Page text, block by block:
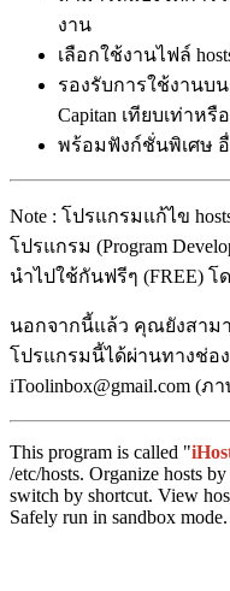
งาน
เลือกใช้งานไฟล์
รองรับการใช้งานบน
Capitan เทียบเท่าหรื
พร้อมฟังก์ชั่นพิเศษ
Note : โปรแกรมแก้ไข
โปรแกรม (Program
นำไปใช้กันฟรีๆ (FREE)
นอกจากนี้แล้ว คุณยังสาม
โปรแกรมนี้ได้ผ่านทางช่อง
iToolinbox@gmail.com (
This program is called "
/etc/hosts. Organize hosts
switch by shortcut. View
Safely run in sandbox mode.